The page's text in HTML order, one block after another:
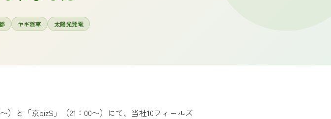
ヤギ除草 太陽光発電
）と「京bizS」（21：00〜）にて、当社10フィールズ